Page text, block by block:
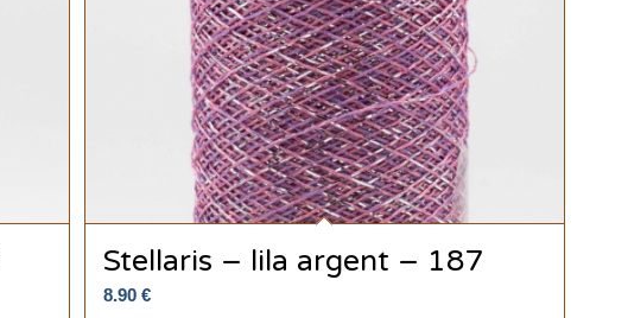
Stellaris – lila argent – 187
8.90 €